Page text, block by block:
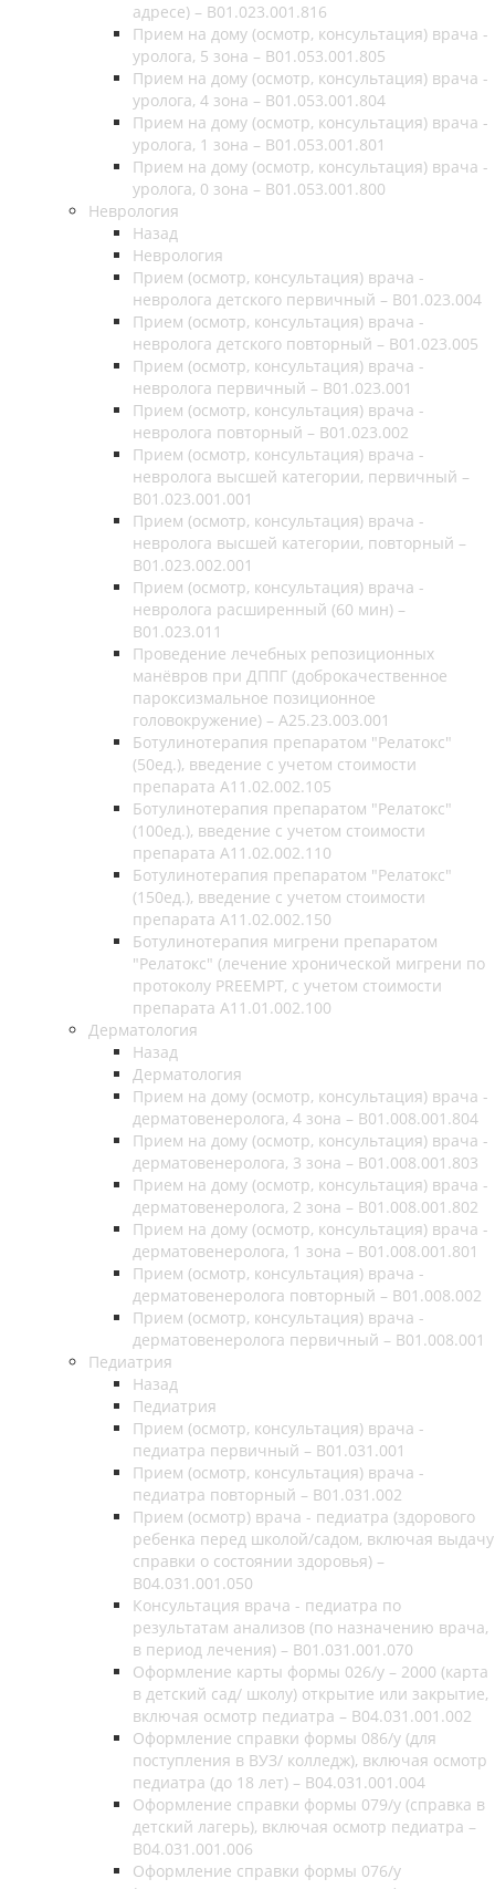
адресе) – B01.023.001.816
Прием на дому (осмотр, консультация) врача -
уролога, 5 зона – B01.053.001.805
Прием на дому (осмотр, консультация) врача -
уролога, 4 зона – B01.053.001.804
Прием на дому (осмотр, консультация) врача -
уролога, 1 зона – B01.053.001.801
Прием на дому (осмотр, консультация) врача -
уролога, 0 зона – B01.053.001.800
Неврология
Назад
Неврология
Прием (осмотр, консультация) врача -
невролога детского первичный – B01.023.004
Прием (осмотр, консультация) врача -
невролога детского повторный – B01.023.005
Прием (осмотр, консультация) врача -
невролога первичный – B01.023.001
Прием (осмотр, консультация) врача -
невролога повторный – B01.023.002
Прием (осмотр, консультация) врача -
невролога высшей категории, первичный –
B01.023.001.001
Прием (осмотр, консультация) врача -
невролога высшей категории, повторный –
B01.023.002.001
Прием (осмотр, консультация) врача -
невролога расширенный (60 мин) –
B01.023.011
Проведение лечебных репозиционных
манёвров при ДППГ (доброкачественное
пароксизмальное позиционное
головокружение) – A25.23.003.001
Ботулинотерапия препаратом "Релатокс"
(50ед.), введение с учетом стоимости
препарата А11.02.002.105
Ботулинотерапия препаратом "Релатокс"
(100ед.), введение с учетом стоимости
препарата А11.02.002.110
Ботулинотерапия препаратом "Релатокс"
(150ед.), введение с учетом стоимости
препарата А11.02.002.150
Ботулинотерапия мигрени препаратом
"Релатокс" (лечение хронической мигрени по
протоколу PREEMPT, с учетом стоимости
препарата А11.01.002.100
Дерматология
Назад
Дерматология
Прием на дому (осмотр, консультация) врача -
дерматовенеролога, 4 зона – B01.008.001.804
Прием на дому (осмотр, консультация) врача -
дерматовенеролога, 3 зона – B01.008.001.803
Прием на дому (осмотр, консультация) врача -
дерматовенеролога, 2 зона – B01.008.001.802
Прием на дому (осмотр, консультация) врача -
дерматовенеролога, 1 зона – B01.008.001.801
Прием (осмотр, консультация) врача -
дерматовенеролога повторный – B01.008.002
Прием (осмотр, консультация) врача -
дерматовенеролога первичный – B01.008.001
Педиатрия
Назад
Педиатрия
Прием (осмотр, консультация) врача -
педиатра первичный – B01.031.001
Прием (осмотр, консультация) врача -
педиатра повторный – B01.031.002
Прием (осмотр) врача - педиатра (здорового
ребенка перед школой/садом, включая выдачу
справки о состоянии здоровья) –
B04.031.001.050
Консультация врача - педиатра по
результатам анализов (по назначению врача,
в период лечения) – B01.031.001.070
Оформление карты формы 026/у – 2000 (карта
в детский сад/ школу) открытие или закрытие,
включая осмотр педиатра – B04.031.001.002
Оформление справки формы 086/у (для
поступления в ВУЗ/ колледж), включая осмотр
педиатра (до 18 лет) – B04.031.001.004
Оформление справки формы 079/у (справка в
детский лагерь), включая осмотр педиатра –
B04.031.001.006
Оформление справки формы 076/у